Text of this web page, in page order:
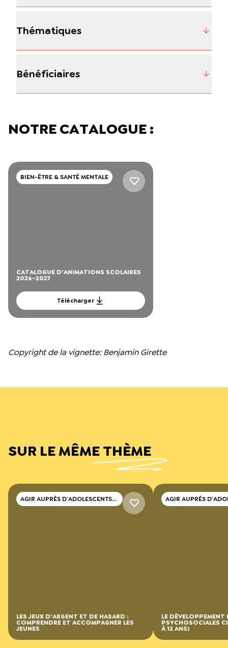
Thématiques
Bénéficiaires
NOTRE CATALOGUE :
BIEN-ÊTRE & SANTÉ MENTALE
CATALOGUE D’ANIMATIONS SCOLAIRES
2026-2027
Télécharger
Copyright de la vignette: Benjamin Girette
SUR LE MÊME THÈME
AGIR AUPRÈS D’ADOLESCENTS
ET DE JEUNES ADULTES
LES JEUX D’ARGENT ET DE HASARD :
COMPRENDRE ET ACCOMPAGNER LES
JEUNES
AGIR AUPRÈS
ET DE JEUNES
LE
PSYCHOSOCIALES
À 12 ANS)